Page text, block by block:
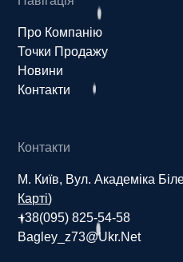
Про Компанію
Точки Продажу
Новини
Контакти
Контакти
М. Київ, Вул. Академіка
Карті)
+38(095) 825-54-58
Bagley_z73@ukr.net